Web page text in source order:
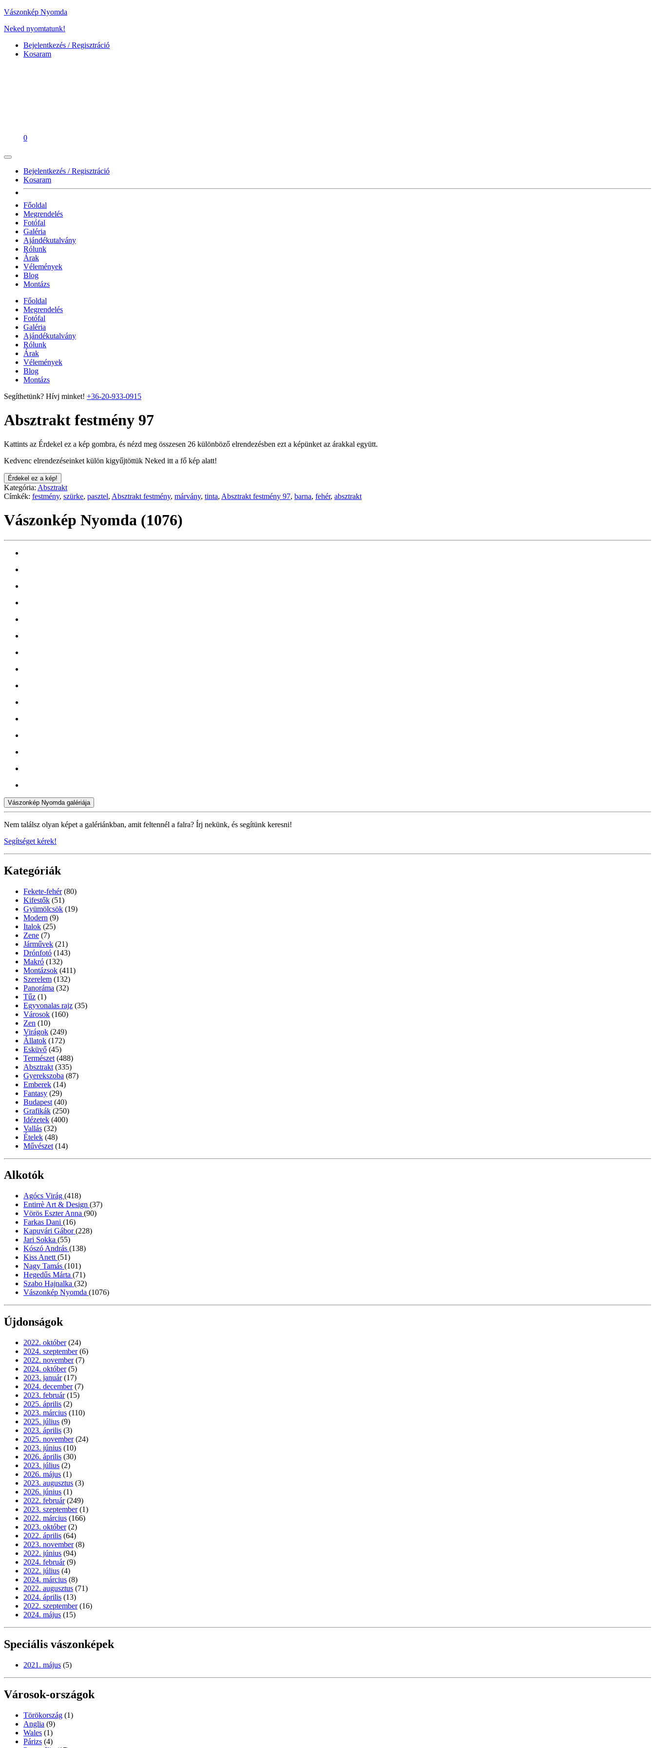
Vászonkép Nyomda
Neked nyomtatunk!
Bejelentkezés / Regisztráció
Kosaram
0
Bejelentkezés / Regisztráció
Kosaram
Főoldal
Megrendelés
Fotófal
Galéria
Ajándékutalvány
Rólunk
Árak
Vélemények
Blog
Montázs
Főoldal
Megrendelés
Fotófal
Galéria
Ajándékutalvány
Rólunk
Árak
Vélemények
Blog
Montázs
Segíthetünk? Hívj minket! +36-20-933-0915
Absztrakt festmény 97
Kattints az Érdekel ez a kép gombra, és nézd meg összesen 26 különböző elrendezésben ezt a képünket az árakkal együtt.
Kedvenc elrendezéseinket külön kigyűjtöttük Neked itt a fő kép alatt!
Érdekel ez a kép!
Kategória: Absztrakt
Címkék: festmény, szürke, pasztel, Absztrakt festmény, márvány, tinta, Absztrakt festmény 97, barna, fehér, absztrakt
Vászonkép Nyomda (1076)
Vászonkép Nyomda galériája
Nem találsz olyan képet a galériánkban, amit feltennél a falra? Írj nekünk, és segítünk keresni!
Segítséget kérek!
Kategóriák
Fekete-fehér (80)
Kifestők (51)
Gyümölcsök (19)
Modern (9)
Italok (25)
Zene (7)
Járművek (21)
Drónfotó (143)
Makró (132)
Montázsok (411)
Szerelem (132)
Panoráma (32)
Tűz (1)
Egyvonalas rajz (35)
Városok (160)
Zen (10)
Virágok (249)
Állatok (172)
Esküvő (45)
Természet (488)
Absztrakt (335)
Gyerekszoba (87)
Emberek (14)
Fantasy (29)
Budapest (40)
Grafikák (250)
Idézetek (400)
Vallás (32)
Ételek (48)
Művészet (14)
Alkotók
Agócs Virág (418)
Entirrè Art & Design (37)
Vörös Eszter Anna (90)
Farkas Dani (16)
Kapuvári Gábor(228)
Jari Sokka (55)
Kószó András (138)
Kiss Anett (51)
Nagy Tamás (101)
Hegedűs Márta (71)
Szabo Hajnalka (32)
Vászonkép Nyomda (1076)
Újdonságok
2022. október (24)
2024. szeptember (6)
2022. november (7)
2024. október (5)
2023. január (17)
2024. december (7)
2023. február (15)
2025. április (2)
2023. március (110)
2025. július (9)
2023. április (3)
2025. november (24)
2023. június (10)
2026. április (30)
2023. július (2)
2026. május (1)
2023. augusztus (3)
2026. június (1)
2022. február (249)
2023. szeptember (1)
2022. március (166)
2023. október (2)
2022. április (64)
2023. november (8)
2022. június (94)
2024. február (9)
2022. július (4)
2024. március (8)
2022. augusztus (71)
2024. április (13)
2022. szeptember (16)
2024. május (15)
Speciális vászonképek
2021. május (5)
Városok-országok
Törökország (1)
Anglia (9)
Wales (1)
Párizs (4)